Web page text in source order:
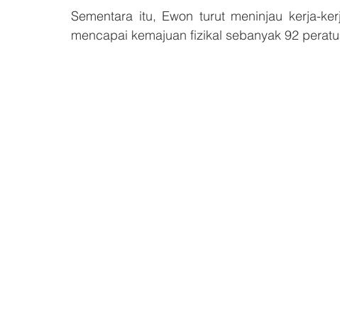
Sementara itu, Ewon turut meninjau kerja-
mencapai kemajuan fizikal sebanyak 92